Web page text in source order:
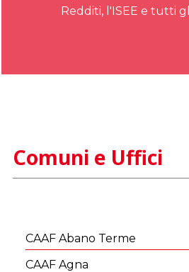
Redditi, l'ISEE e tutti
Comuni e Uffici
CAAF Abano Terme
CAAF Agna